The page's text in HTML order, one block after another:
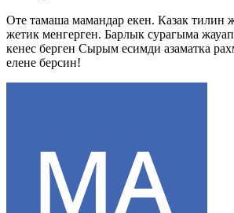
Оте тамаша мамандар екен. Казак тилин
жетик менгерген. Барлык сурагыма
кенес берген Сырым есимди азаматка
елене берсин!